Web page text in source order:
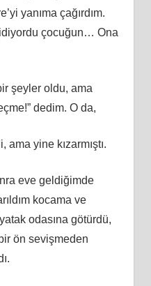
yanıma çağırdım.
çocuğun… Ona
şeyler oldu, ama
dedim. O da,
ama yine kızarmıştı.
eve geldiğimde
kocama ve
odasına götürdü,
ön sevişmeden